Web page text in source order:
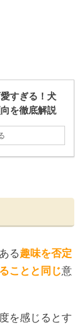
すぎる！犬
を徹底解説
る趣味を否定
ことと同じ意
を感じるとす